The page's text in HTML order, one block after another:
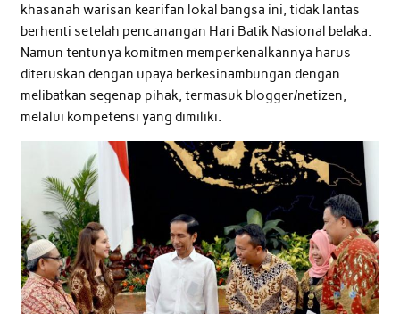
khasanah warisan kearifan lokal bangsa ini, tidak lantas
berhenti setelah pencanangan Hari Batik Nasional belaka.
Namun tentunya komitmen memperkenalkannya harus
diteruskan dengan upaya berkesinambungan dengan
melibatkan segenap pihak, termasuk blogger/netizen,
melalui kompetensi yang dimiliki.